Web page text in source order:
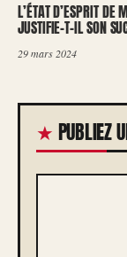
L’ÉTAT D’ESPRIT DE
JUSTIFIE-T-IL SON
29 mars 2024
PUBLIEZ
COMMENTAIRE